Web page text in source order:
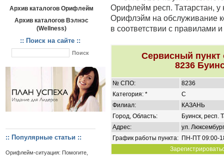
Архив каталогов Орифлейм
Архив каталогов Вэлнэс
(Wellness)
:: Поиск на сайте ::
:: Популярные статьи ::
Орифлейм-ситуация: Помогите,
Орифлейм респ. Татарстан, у
Орифлэйм на обслуживание
в соответствии с правилами
Сервисный
8236
№ СПО:
8236
Категория: *
C
Филиал:
КАЗАНЬ
Город, Область:
Буинск, респ.
Адрес:
ул.
График работы пункта: ПН-ПТ 09:00-